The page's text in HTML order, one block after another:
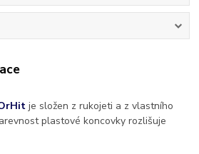
je složen z rukojeti a z vlastního
plastové koncovky rozlišuje